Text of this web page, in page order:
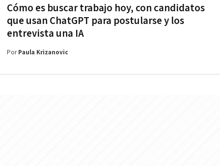
Cómo es buscar trabajo hoy, con candidatos
que usan ChatGPT para postularse y los
entrevista una IA
PorPaula Krizanovic